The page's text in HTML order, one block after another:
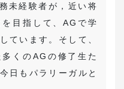
未経験者が，近い将
目指して、AGで学
ています。そして、
くのAGの修了生た
日もパラリーガルと